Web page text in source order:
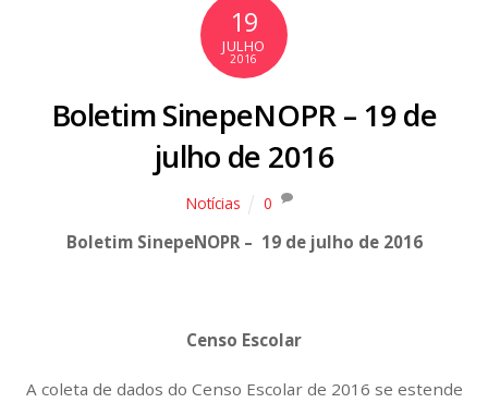
19
JULHO
2016
Boletim SinepeNOPR – 19 de
julho de 2016
Notícias 0
Boletim SinepeNOPR – 19 de julho de 2016
Censo Escolar
A coleta de dados do Censo Escolar de 2016 se estende